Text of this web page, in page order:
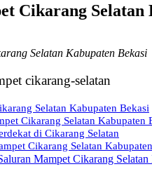
Cikarang
Selatan Kabupaten Bekasi
cikarang-selatan
Selatan Kabupaten Bekasi
Cikarang Selatan Kabupaten
di Cikarang Selatan
Cikarang Selatan
Mampet Cikarang